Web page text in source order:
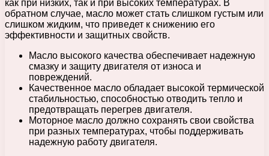
как при низких, так и при высоких температурах. В
обратном случае, масло может стать слишком густым или
слишком жидким, что приведет к снижению его
эффективности и защитных свойств.
Масло высокого качества обеспечивает надежную
смазку и защиту двигателя от износа и
повреждений.
Качественное масло обладает высокой термической
стабильностью, способностью отводить тепло и
предотвращать перегрев двигателя.
Моторное масло должно сохранять свои свойства
при разных температурах, чтобы поддерживать
надежную работу двигателя.